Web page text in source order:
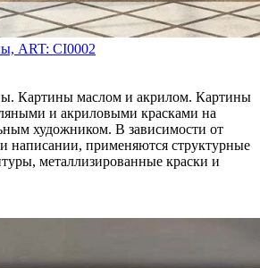
ART: CI0002
Картины маслом и акрилом. Картины
и акриловыми красками на
художником. В зависимости от
написании, применяются структурные
металлизированные краски и